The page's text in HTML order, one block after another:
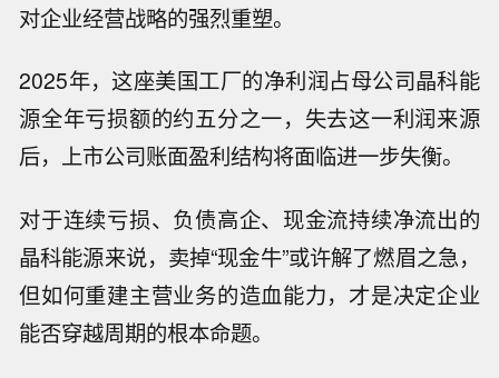
对企业经营战略的强烈重塑。
2025年，这座美国工厂的净利润占母公司晶科能
源全年亏损额的约五分之一，失去这一利润来源
后，上市公司账面盈利结构将面临进一步失衡。
对于连续亏损、负债高企、现金流持续净流出的
晶科能源来说，卖掉“现金牛”或许解了燃眉之急，
但如何重建主营业务的造血能力，才是决定企业
能否穿越周期的根本命题。